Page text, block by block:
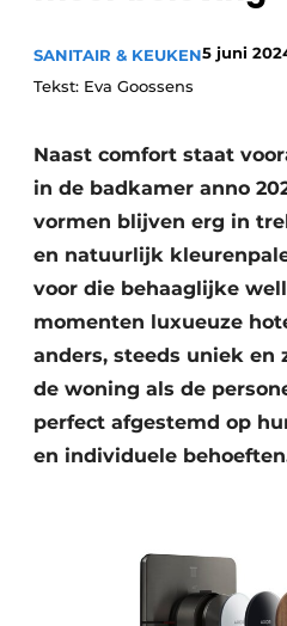
SANITAIR & KEUKEN5 juni
Tekst: Eva Goossens
Naast comfort staat
in de badkamer anno
vormen blijven erg in
en natuurlijk
voor die behaaglijke
momenten luxueuze
anders, steeds uniek en
de woning als de
perfect afgestemd op
en individuele